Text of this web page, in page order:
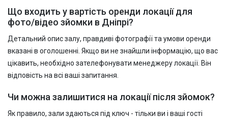
Що входить у вартість оренди локації для
фото/відео зйомки в Дніпрі?
Детальний опис залу, правдиві фотографії та умови оренди
вказані в оголошенні. Якщо ви не знайшли інформацію, що вас
цікавить, необхідно зателефонувати менеджеру локації. Він
відповість на всі ваші запитання.
Чи можна залишитися на локації після зйомок?
Як правило, зали здаються під ключ - тільки ви і ваші гості